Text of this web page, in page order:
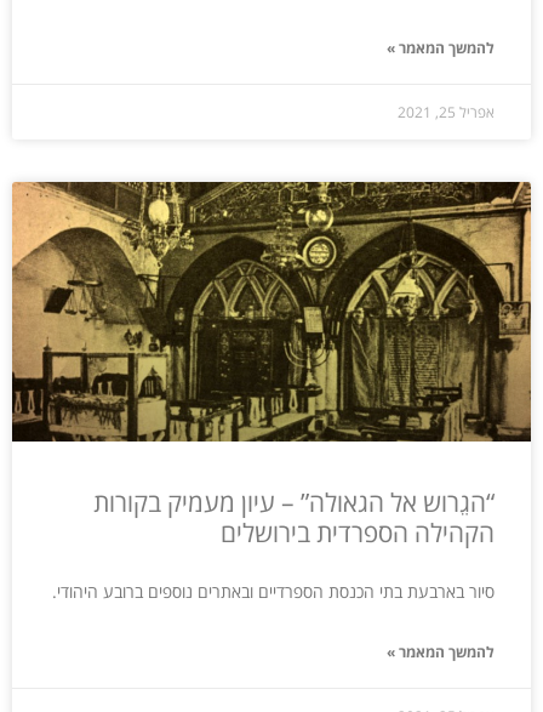
להמשך המאמר »
אפריל 25, 2021
“הגֵרוש אל הגאולה” – עיון מעמיק בקורות
הקהילה הספרדית בירושלים
סיור בארבעת בתי הכנסת הספרדיים ובאתרים נוספים ברובע היהודי.
להמשך המאמר »